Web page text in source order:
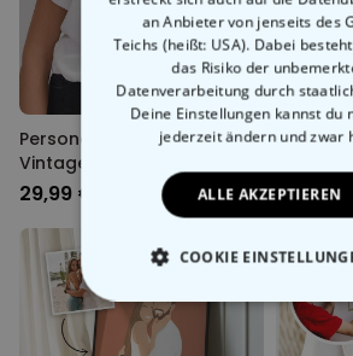
Personalisierbares T-Shirt
Vintage
29,99 € 29,99 €
an Anbieter von jenseits des
Teichs (heißt: USA). Dabei
das Risiko der
Datenverarbeitung durch
Deine Einstellungen kannst du
jederzeit ändern und zwar
ALLE AKZEPTIEREN
COOKIE
ESSENTIELL